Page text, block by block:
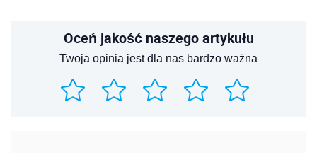
Oceń jakość naszego artykułu
Twoja opinia jest dla nas bardzo ważna